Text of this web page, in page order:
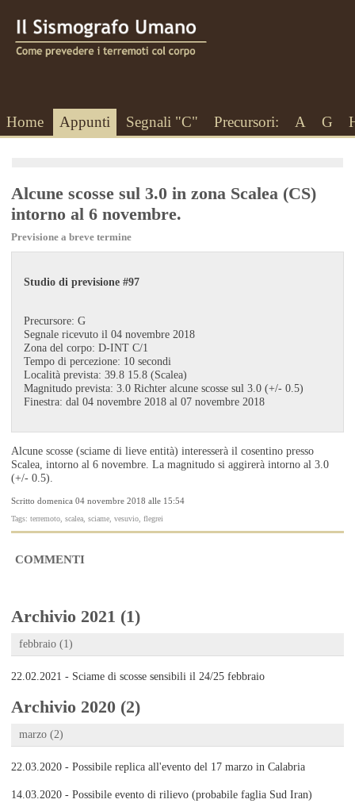
Home Appunti Segnali "C" Precursori: A G
Alcune scosse sul 3.0 in zona Scalea (CS)
intorno al 6 novembre.
Previsione a breve termine
Studio di previsione #97
Precursore: G
Segnale ricevuto il 04 novembre 2018
Zona del corpo: D-INT C/1
Tempo di percezione: 10 secondi
Località prevista: 39.8 15.8 (Scalea)
Magnitudo prevista: 3.0 Richter alcune scosse sul 3.0 (+/- 0.5)
Finestra: dal 04 novembre 2018 al 07 novembre 2018
Alcune scosse (sciame di lieve entità) interesserà il cosentino presso
Scalea, intorno al 6 novembre. La magnitudo si aggirerà intorno al 3.0
(+/- 0.5).
Scritto domenica 04 novembre 2018 alle 15:54
Tags: terremoto, scalea, sciame, vesuvio, flegrei
COMMENTI
Archivio 2021 (1)
febbraio (1)
22.02.2021 - Sciame di scosse sensibili il 24/25 febbraio
Archivio 2020 (2)
marzo (2)
22.03.2020 - Possibile replica all'evento del 17 marzo in Calabria
14.03.2020 - Possibile evento di rilievo (probabile faglia Sud Iran)